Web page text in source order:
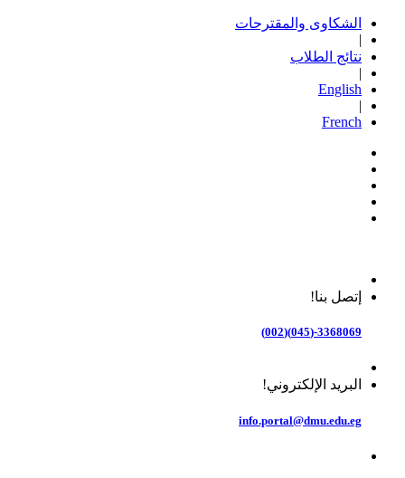
الشكاوى والمقترحات
|
نتائج الطلاب
|
English
|
French
إتصل بنا!
3368069-(045)(002)
البريد الإلكتروني!
info.portal@dmu.edu.eg